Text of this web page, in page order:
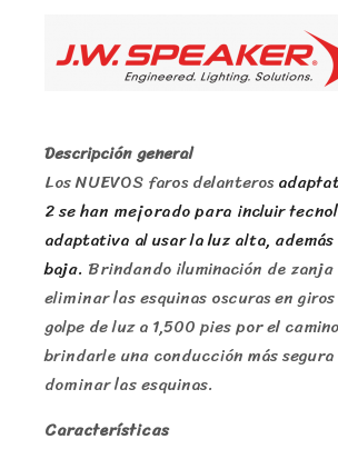
Descripción general
Los NUEVOS faros delanteros
2 se han mejorado para incluir
adaptativa al usar la luz alta,
baja. Brindando iluminación de
eliminar las esquinas oscuras en
golpe de luz a 1,500 pies por el
brindarle una conducción más
dominar las esquinas.
Características